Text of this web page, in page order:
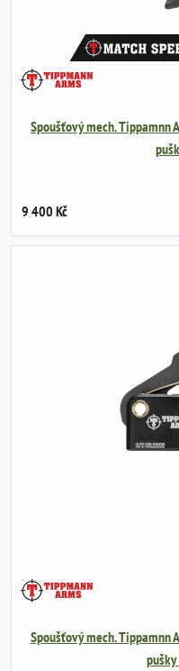
Spoušťový mech. Tippamnn
9 400 Kč
Spoušťový mech. Tippamnn